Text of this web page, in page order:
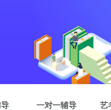
一对一辅导 艺